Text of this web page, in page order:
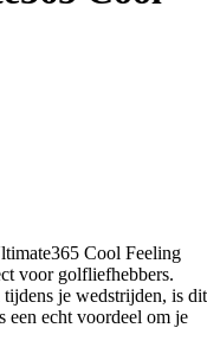
Cool Feeling
voor golfliefhebbers.
tijdens je wedstrijden, is dit
een echt voordeel om je